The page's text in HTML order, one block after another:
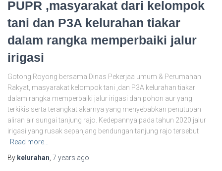
PUPR ,masyarakat dari kelompok
tani dan P3A kelurahan tiakar
dalam rangka memperbaiki jalur
irigasi
Gotong Royong bersama Dinas Pekerjaa umum & Perumahan
Rakyat, masyarakat kelompok tani ,dan P3A kelurahan tiakar
dalam rangka memperbaiki jalur irigasi dan pohon aur yang
terkikis serta terangkat akarnya yang menyebabkan penutupan
aliran air sungai tanjung rajo. Kedepannya pada tahun 2020 jalur
irigasi yang rusak sepanjang bendungan tanjung rajo tersebut
Read more…
By kelurahan 7 years ago